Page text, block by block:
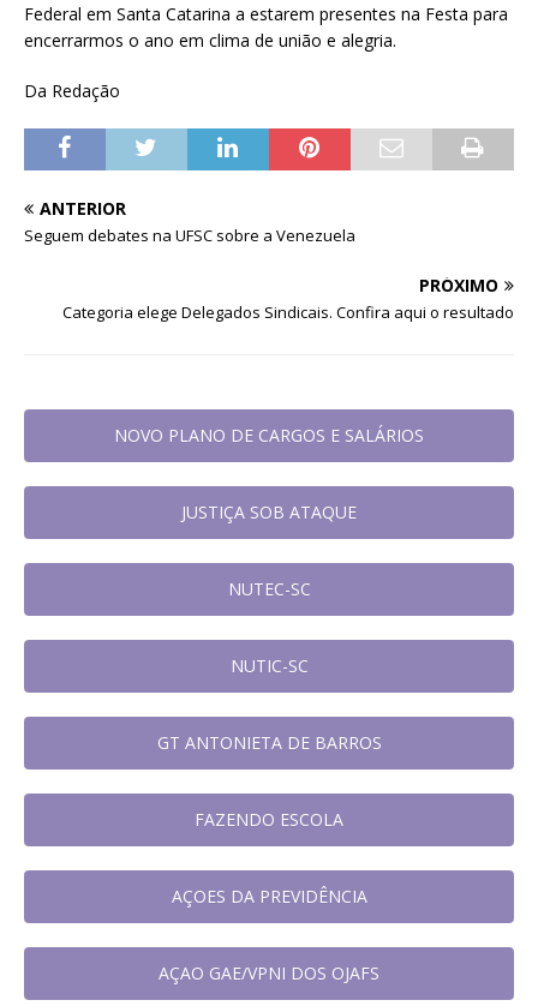
Federal em Santa Catarina a estarem presentes na Festa para
encerrarmos o ano em clima de união e alegria.
Da Redação
ANTERIOR
Seguem debates na UFSC sobre a Venezuela
PRÓXIMO
Categoria elege Delegados Sindicais. Confira aqui o resultado
NOVO PLANO DE CARGOS E SALÁRIOS
JUSTIÇA SOB ATAQUE
NUTEC-SC
NUTIC-SC
GT ANTONIETA DE BARROS
FAZENDO ESCOLA
AÇOES DA PREVIDÊNCIA
AÇAO GAE/VPNI DOS OJAFS